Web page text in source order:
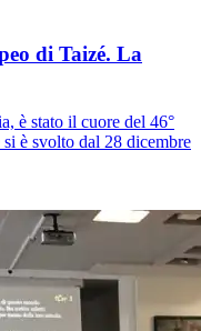
di Taizé. La
è stato il cuore del 46°
è svolto dal 28 dicembre